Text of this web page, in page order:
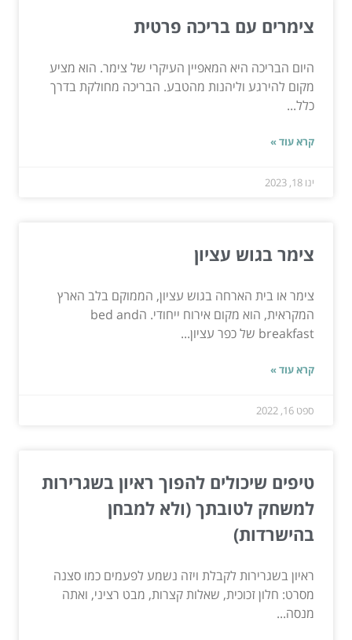
צימרים עם בריכה פרטית
היום הבריכה היא המאפיין העיקרי של צימר. הוא מציע
מקום להירגע וליהנות מהטבע. הבריכה מחולקת בדרך
כלל...
קרא עוד »
ינו 18, 2023
צימר בגוש עציון
צימר או בית הארחה בגוש עציון, הממוקם בלב הארץ
המקראית, הוא מקום אירוח ייחודי. הbed and
breakfast של כפר עציון...
קרא עוד »
ספט 16, 2022
טיפים שיכולים להפוך ראיון בשגרירות
למשחק לטובתך (ולא למבחן
בהישרדות)
ראיון בשגרירות לקבלת ויזה נשמע לפעמים כמו סצנה
מסרט: חלון זכוכית, שאלות קצרות, מבט רציני, ואתה
מנסה...